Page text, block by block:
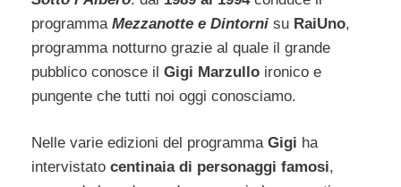
programma Mezzanotte e Dintorni su RaiUno,
programma notturno grazie al quale il grande
pubblico conosce il Gigi Marzullo ironico e
pungente che tutti noi oggi conosciamo.
Nelle varie edizioni del programma Gigi ha
intervistato centinaia di personaggi famosi,